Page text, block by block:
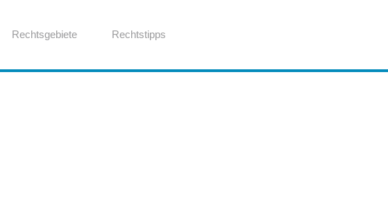
Rechtsgebiete Rechtstipps